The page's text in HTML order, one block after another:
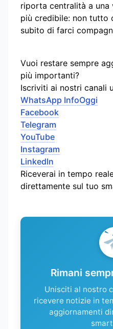
riporta centralità a una
più credibile: non tutto
subito di farci
Vuoi restare sempre
più importanti?
Iscriviti ai nostri canali
WhatsApp InfoOggi
Facebook
Telegram
YouTube
Instagram
LinkedIn
Riceverai in tempo
direttamente sul tuo
Rimani
Unisciti al nostro
ricevere notizie in
aggiornamenti